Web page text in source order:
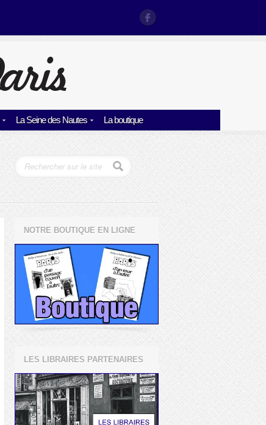
La Seine des Nautes La boutique
NOTRE BOUTIQUE EN LIGNE
LES LIBRAIRES PARTENAIRES